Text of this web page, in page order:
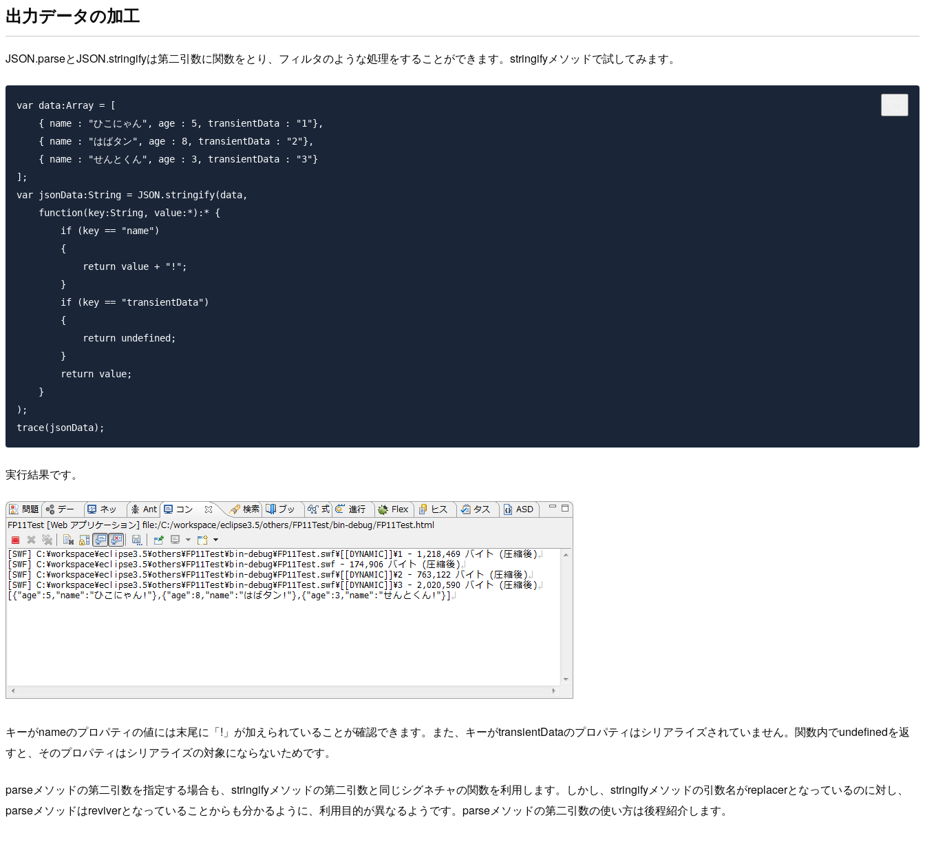
出力データの加工
JSON.parseとJSON.stringifyは第二引数に関数をとり、フィルタのような処理をすることができます。stringifyメソッドで試してみます。
var data:Array = [
    { name : "ひこにゃん", age : 5, transientData : "1"},
    { name : "はばタン", age : 8, transientData : "2"},
    { name : "せんとくん", age : 3, transientData : "3"}
];
var jsonData:String = JSON.stringify(data,
    function(key:String, value:*):* {
        if (key == "name")
        {
            return value + "!";
        }
        if (key == "transientData")
        {
            return undefined;
        }
        return value;
    }
);
実行結果です。
キーがnameのプロパティの値には末尾に「!」が加えられていることが確認できます。また、キーがtransientDataのプロパティはシリアライズされていません。関数内でundefinedを返
すと、そのプロパティはシリアライズの対象にならないためです。
parseメソッドの第二引数を指定する場合も、stringifyメソッドの第二引数と同じシグネチャの関数を利用します。しかし、stringifyメソッドの引数名がreplacerとなっているのに対し、
parseメソッドはreviverとなっていることからも分かるように、利用目的が異なるようです。parseメソッドの第二引数の使い方は後程紹介します。